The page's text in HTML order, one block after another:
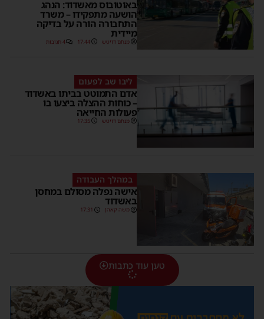
באוטובוס מאשדוד: הנהג
הושעה מתפקידו – משרד
התחבורה הורה על בדיקה
מיידית
מנחם דויטש 17:44 4 תגובות
ליבו שב לפעום
אדם התמוטט בביתו באשדוד
– כוחות ההצלה ביצעו בו
פעולות החייאה
מנחם דויטש 17:35
במהלך העבודה
אישה נפלה מסולם במחסן
באשדוד
משה קאהן 17:31
טען עוד כתבות